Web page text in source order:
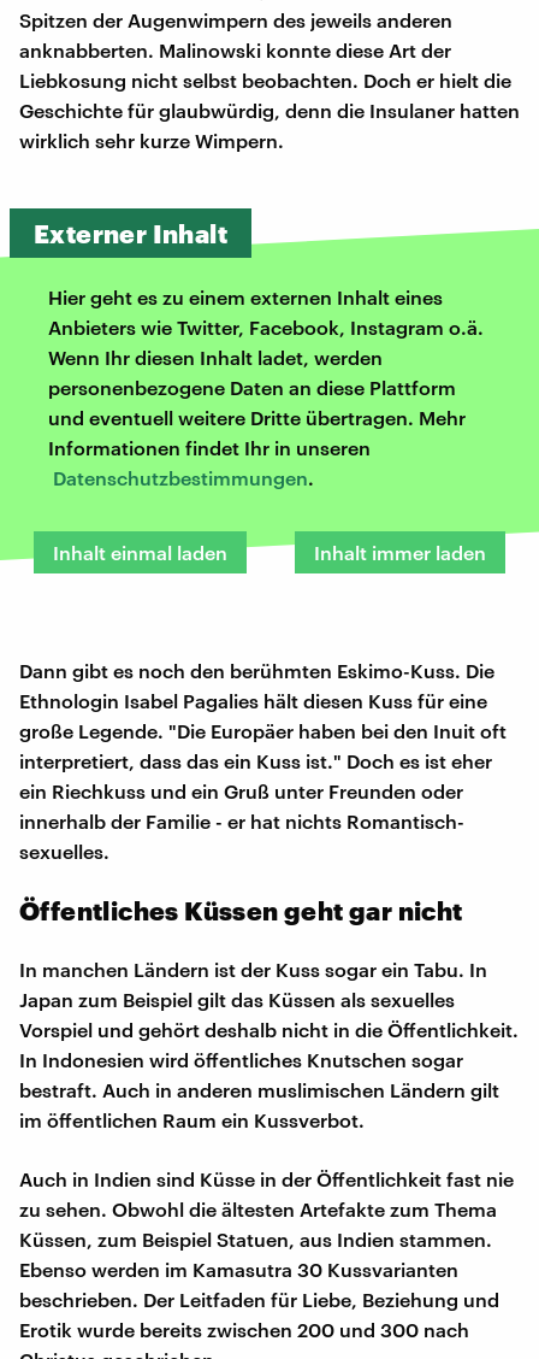
Spitzen der Augenwimpern des jeweils anderen
anknabberten. Malinowski konnte diese Art der
Liebkosung nicht selbst beobachten. Doch er hielt die
Geschichte für glaubwürdig, denn die Insulaner hatten
wirklich sehr kurze Wimpern.
Externer Inhalt
Hier geht es zu einem externen Inhalt eines
Anbieters wie Twitter, Facebook, Instagram o.ä.
Wenn Ihr diesen Inhalt ladet, werden
personenbezogene Daten an diese Plattform
und eventuell weitere Dritte übertragen. Mehr
Informationen findet Ihr in unseren
Datenschutzbestimmungen.
Inhalt einmal laden Inhalt immer laden
Dann gibt es noch den berühmten Eskimo-Kuss. Die
Ethnologin Isabel Pagalies hält diesen Kuss für eine
große Legende. "Die Europäer haben bei den Inuit oft
interpretiert, dass das ein Kuss ist." Doch es ist eher
ein Riechkuss und ein Gruß unter Freunden oder
innerhalb der Familie - er hat nichts Romantisch-
sexuelles.
Öffentliches Küssen geht gar nicht
In manchen Ländern ist der Kuss sogar ein Tabu. In
Japan zum Beispiel gilt das Küssen als sexuelles
Vorspiel und gehört deshalb nicht in die Öffentlichkeit.
In Indonesien wird öffentliches Knutschen sogar
bestraft. Auch in anderen muslimischen Ländern gilt
im öffentlichen Raum ein Kussverbot.
Auch in Indien sind Küsse in der Öffentlichkeit fast nie
zu sehen. Obwohl die ältesten Artefakte zum Thema
Küssen, zum Beispiel Statuen, aus Indien stammen.
Ebenso werden im Kamasutra 30 Kussvarianten
beschrieben. Der Leitfaden für Liebe, Beziehung und
Erotik wurde bereits zwischen 200 und 300 nach